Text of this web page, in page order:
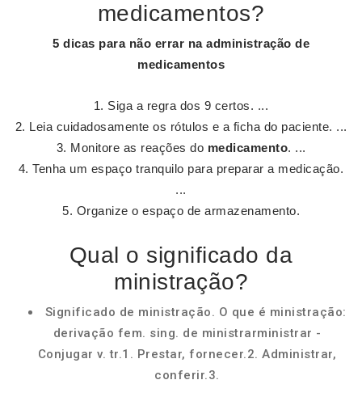
medicamentos?
5 dicas para não errar na administração de
medicamentos
Siga a regra dos 9 certos. ...
Leia cuidadosamente os rótulos e a ficha do paciente. ...
Monitore as reações do medicamento. ...
Tenha um espaço tranquilo para preparar a medicação.
...
Organize o espaço de armazenamento.
Qual o significado da
ministração?
Significado de ministração. O que é ministração:
derivação fem. sing. de ministrarministrar -
Conjugar v. tr.1. Prestar, fornecer.2. Administrar,
conferir.3.